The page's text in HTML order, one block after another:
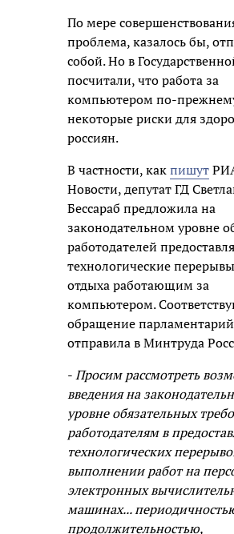
По мере
проблема, казалось бы,
собой. Но в
посчитали, что работа за
компьютером по-
некоторые риски для
россиян.
В частности, какпишут
Новости, депутат ГД
Бессараб предложила на
законодательном уровне
работодателей
технологические
отдыха работающим за
компьютером.
обращение парламентарий
отправила в Минтруда
-Просим рассмотреть
введения на
уровне обязательных
работодателям в
технологических
выполнении работ на
электронных
машинах...
продолжительностью,